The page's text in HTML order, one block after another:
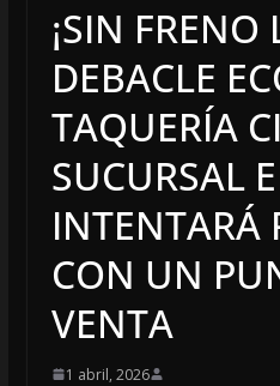
¡SIN FRENO
DEBACLE
TAQUERÍA
SUCURSAL E
INTENTARÁ
CON UN
VENTA
1 abril, 2026